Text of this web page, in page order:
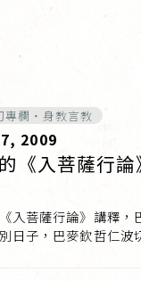
專欄・身教言教
2009
《入菩薩行
入菩薩行論》講釋，
日子，巴麥欽哲仁